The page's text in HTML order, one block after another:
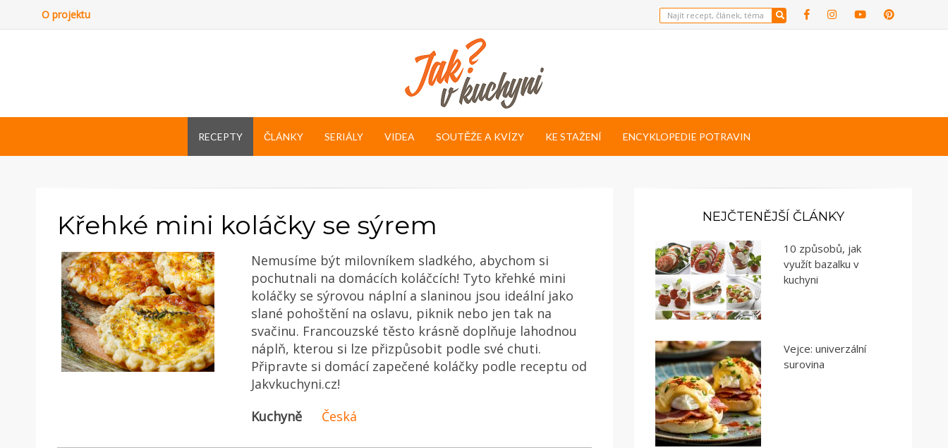
O projektu
RECEPTY ČLÁNKY SERIÁLY VIDEA SOUTĚŽE A KVÍZY KE STAŽENÍ ENCYKLOPEDIE POTRAVIN
Křehké mini koláčky se sýrem
Nemusíme být milovníkem sladkého, abychom si
pochutnali na domácích koláčcích! Tyto křehké mini
koláčky se sýrovou náplní a slaninou jsou ideální jako
slané pohoštění na oslavu, piknik nebo jen tak na
svačinu. Francouzské těsto krásně doplňuje lahodnou
náplň, kterou si lze přizpůsobit podle své chuti.
Připravte si domácí zapečené koláčky podle receptu od
Jakvkuchyni.cz!
Kuchyně
Česká
NEJČTENĚJŠÍ ČLÁNKY
10 způsobů, jak
využít bazalku v
kuchyni
Vejce: univerzální
surovina